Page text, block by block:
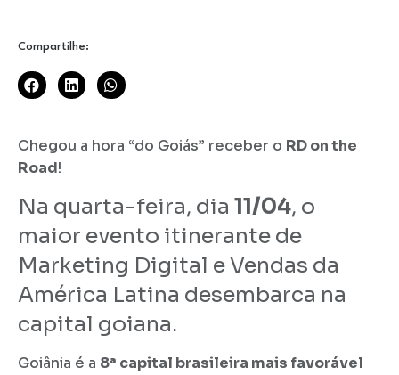
Compartilhe:
Chegou a hora “do Goiás” receber o RD on the
Road!
Na quarta-feira, dia 11/04, o
maior evento itinerante de
Marketing Digital e Vendas da
América Latina desembarca na
capital goiana.
Goiânia é a 8ª capital brasileira mais favorável